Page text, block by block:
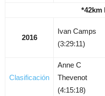
*42km
2016
Ivan Camps
(3:29:11)
Clasificación
Anne C
Thevenot
(4:15:18)